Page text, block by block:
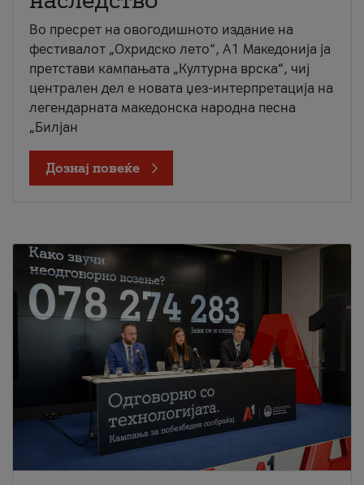
Во пресрет на овогодишното издание на
фестивалот „Охридско лето“, А1 Македонија ја
претстави кампањата „Културна врска“, чиј
централен дел е новата џез-интерпретација на
легендарната македонска народна песна
„Билјан
Дознај повеќе